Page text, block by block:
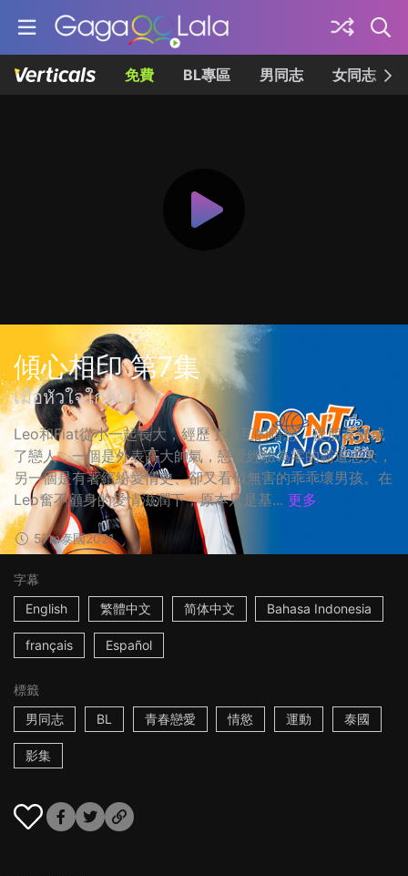
免費 BL專區 男同志 女同志
傾心相印 第7集
เมื่อหัวใจใกล้กัน
Leo和Fiat從小一起長大，經歷了相互的暗戀，從朋友變成
了戀人，一個是外表高大帥氣，戀愛經驗為零的霸道忠犬，
另一個是有著繽紛愛情史、卻又看似無害的乖乖壞男孩。在
Leo奮不顧身的愛情滋潤下，原本只是基... 更多
57m泰國2021
字幕
English
繁體中文 简体中文 Bahasa Indonesia
français Español
標籤
男同志
BL 青春戀愛 情慾 運動 泰國
影集